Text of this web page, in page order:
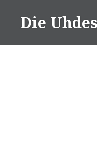
InhaltDie Uhdes